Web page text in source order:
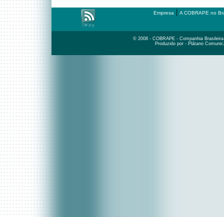
Empresa | A COBRAPE no
© 2008 - COBRAPE - Companhia
Produzido por - Plátano